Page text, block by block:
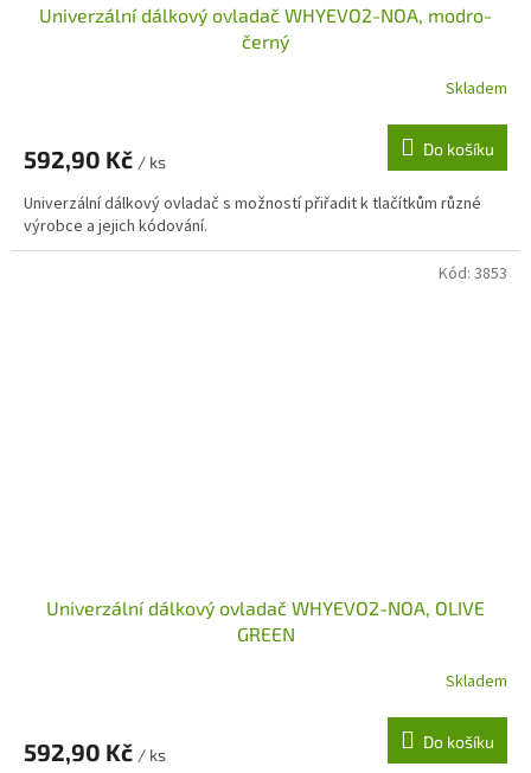
Univerzální dálkový ovladač WHYEVO2-NOA, modro-
černý
Skladem
592,90 Kč / ks
Do košíku
Univerzální dálkový ovladač s možností přiřadit k tlačítkům různé
výrobce a jejich kódování.
Univerzální dálkový ovladač WHYEVO2-NOA, OLIVE
GREEN
Skladem
592,90 Kč / ks
Do košíku
Kód: 3853